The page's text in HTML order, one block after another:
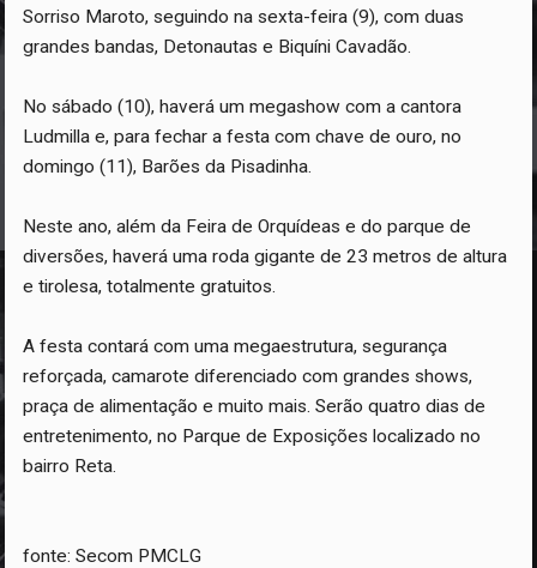
Sorriso Maroto, seguindo na sexta-feira (9), com duas
grandes bandas, Detonautas e Biquíni Cavadão.
No sábado (10), haverá um megashow com a cantora
Ludmilla e, para fechar a festa com chave de ouro, no
domingo (11), Barões da Pisadinha.
Neste ano, além da Feira de Orquídeas e do parque de
diversões, haverá uma roda gigante de 23 metros de altura
e tirolesa, totalmente gratuitos.
A festa contará com uma megaestrutura, segurança
reforçada, camarote diferenciado com grandes shows,
praça de alimentação e muito mais. Serão quatro dias de
entretenimento, no Parque de Exposições localizado no
bairro Reta.
fonte: Secom PMCLG